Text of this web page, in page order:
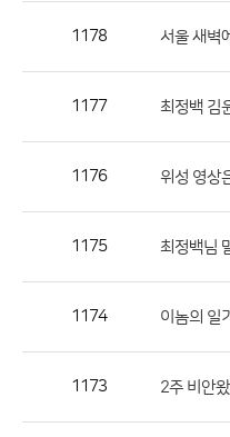
호,
록
1178 서울 새벽
1177 최정백 김
1176 위성 영상
1175 최정백님
1174 이놈의 일
1173 2주 비안